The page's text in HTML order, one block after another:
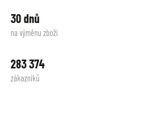
30 dnů
na výměnu zboží
283 374
zákazníků